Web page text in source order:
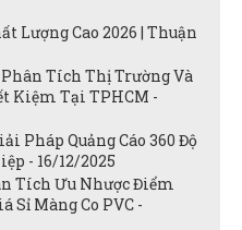
Lượng Cao 2026 | Thuận
Phân Tích Thị Trường Và
Kiệm Tại TPHCM -
Pháp Quảng Cáo 360 Độ
- 16/12/2025
Tích Ưu Nhược Điểm
Sỉ Màng Co PVC -